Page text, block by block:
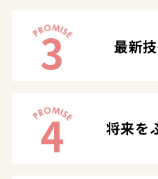
3 最新
4 将来を